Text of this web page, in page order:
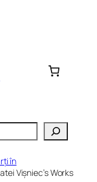
în
Vișniec’s Works